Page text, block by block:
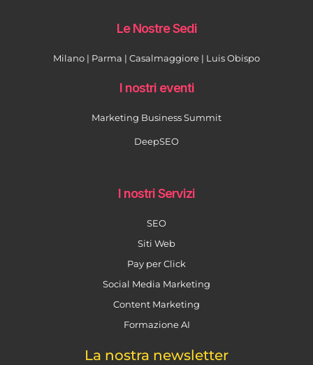
Le Nostre Sedi
Milano | Parma | Casalmaggiore | Luis Obispo
I nostri eventi
Marketing Business Summit
DeepSEO
I nostri Servizi
SEO
Siti Web
Pay per Click
Social Media Marketing
Content Marketing
Formazione AI
La nostra newsletter